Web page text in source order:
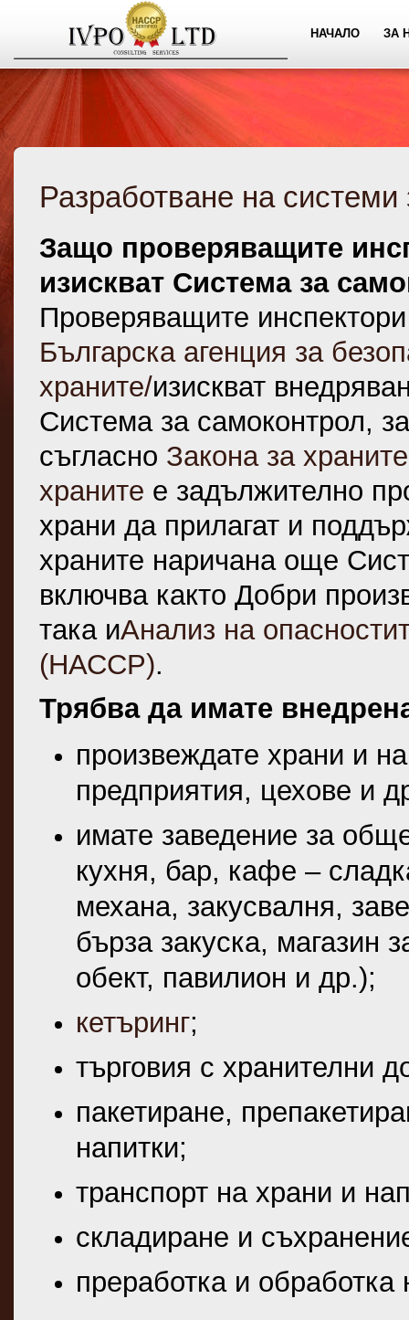
НАЧАЛО ЗА
Разработване на системи
Защо проверяващите
изискват Система за
Проверяващите
Българска агенция за
храните/изискват
Система за самоконтрол,
съгласно Закона за храните
храните е задължително
храни да прилагат и
храните наричана още
включва както Добри
така иАнализ на
(НАССР).
Трябва да имате
произвеждате храни и
предприятия, цехове и
имате заведение за
кухня, бар, кафе –
механа, закусвалня,
бърза закуска, магазин
обект, павилион и др.);
кетъринг;
търговия с хранителни
пакетиране,
напитки;
транспорт на храни и
складиране и
преработка и обработка